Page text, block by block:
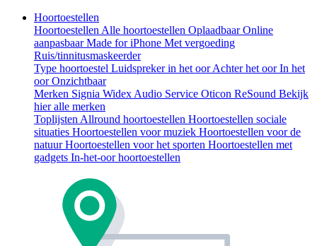
Hoortoestellen
Hoortoestellen Alle hoortoestellen OplaadbaarOnline
aanpasbaarMade for iPhone Met vergoeding
Ruis/tinnitusmaskeerder
Type hoortoestel Luidspreker in het oorAchter het oorIn het
oorOnzichtbaar
Merken Signia Widex Audio Service Oticon ReSound Bekijk
hier alle merken
Toplijsten Allround hoortoestellen Hoortoestellen sociale
situaties Hoortoestellen voor muziek Hoortoestellen voor de
natuurHoortoestellen voor het sporten Hoortoestellen met
gadgets In-het-oor hoortoestellen